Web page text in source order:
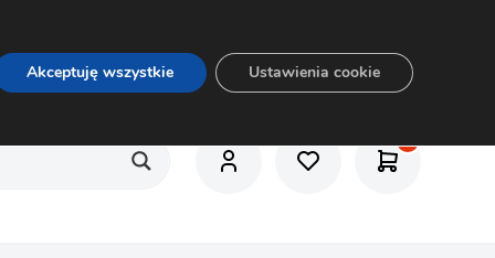
Akceptuję wszystkie Ustawienia cookie